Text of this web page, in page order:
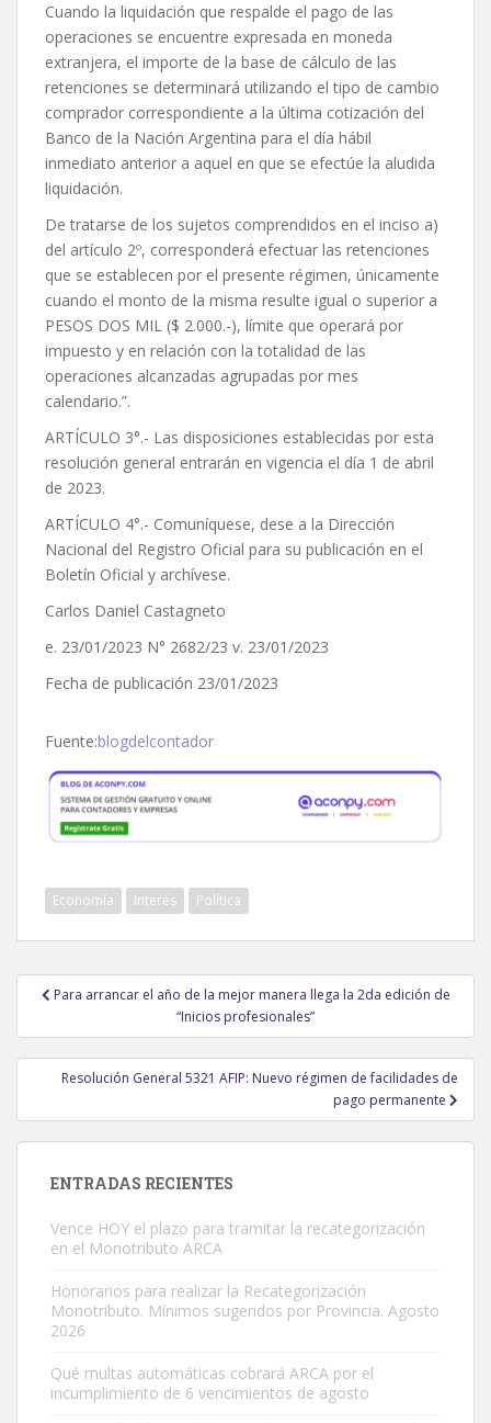
Cuando la liquidación que respalde el pago de las
operaciones se encuentre expresada en moneda
extranjera, el importe de la base de cálculo de las
retenciones se determinará utilizando el tipo de cambio
comprador correspondiente a la última cotización del
Banco de la Nación Argentina para el día hábil
inmediato anterior a aquel en que se efectúe la aludida
liquidación.
De tratarse de los sujetos comprendidos en el inciso a)
del artículo 2º, corresponderá efectuar las retenciones
que se establecen por el presente régimen, únicamente
cuando el monto de la misma resulte igual o superior a
PESOS DOS MIL ($ 2.000.-), límite que operará por
impuesto y en relación con la totalidad de las
operaciones alcanzadas agrupadas por mes
calendario.”.
ARTÍCULO 3°.- Las disposiciones establecidas por esta
resolución general entrarán en vigencia el día 1 de abril
de 2023.
ARTÍCULO 4°.- Comuníquese, dese a la Dirección
Nacional del Registro Oficial para su publicación en el
Boletín Oficial y archívese.
Carlos Daniel Castagneto
e. 23/01/2023 N° 2682/23 v. 23/01/2023
Fecha de publicación 23/01/2023
Fuente:blogdelcontador
Economía Interés Política
Navegación
entradas
Para arrancar el año de la mejor manera llega la 2da edición de
“Inicios profesionales”
Resolución General 5321 AFIP: Nuevo régimen de facilidades de
pago permanente
ENTRADAS RECIENTES
Vence HOY el plazo para tramitar la recategorización
en el Monotributo ARCA
Honorarios para realizar la Recategorización
Monotributo. Mínimos sugeridos por Provincia. Agosto
2026
Qué multas automáticas cobrará ARCA por el
incumplimiento de 6 vencimientos de agosto